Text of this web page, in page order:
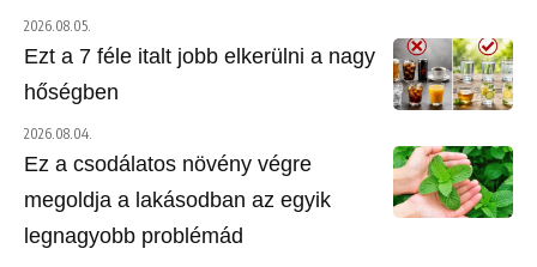
2026.08.05.
Ezt a 7 féle italt jobb elkerülni a nagy
hőségben
2026.08.04.
Ez a csodálatos növény végre
megoldja a lakásodban az egyik
legnagyobb problémád